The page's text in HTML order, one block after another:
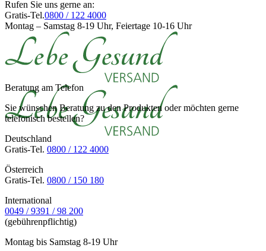
Rufen Sie uns gerne an:
Gratis-Tel.0800 / 122 4000
Montag – Samstag 8-19 Uhr, Feiertage 10-16 Uhr
Beratung am Telefon
Sie wünschen Beratung zu den Produkten oder möchten gerne
telefonisch bestellen?
Deutschland
Gratis-Tel. 0800 / 122 4000
Österreich
Gratis-Tel. 0800 / 150 180
International
0049 / 9391 / 98 200
(gebührenpflichtig)
Montag bis Samstag 8-19 Uhr